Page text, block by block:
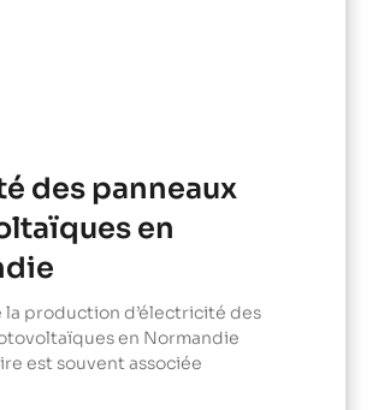
des panneaux
en
la production d’électricité des
en Normandie
est souvent associée